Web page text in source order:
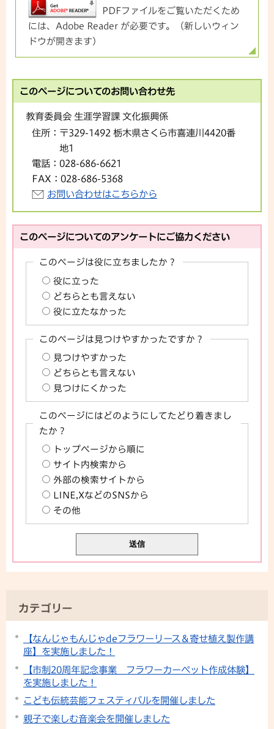
PDFファイルをご覧いただくため
には、Adobe Reader が必要です。（新しいウィン
ドウが開きます）
このページについてのお問い合わせ先
教育委員会 生涯学習課 文化振興係
住所： 〒329-1492 栃木県さくら市喜連川4420番
地1
電話： 028-686-6621
FAX： 028-686-5368
お問い合わせはこちらから
このページについてのアンケートにご協力ください
このページは役に立ちましたか？
役に立った
どちらとも言えない
役に立たなかった
このページは見つけやすかったですか？
見つけやすかった
どちらとも言えない
見つけにくかった
このページにはどのようにしてたどり着きまし
たか？
トップページから順に
サイト内検索から
外部の検索サイトから
LINE,XなどのSNSから
その他
カテゴリー
【なんじゃもんじゃdeフラワーリース＆寄せ植え製作講
座】を実施しました！
【市制20周年記念事業 フラワーカーペット作成体験】
を実施しました！
こども伝統芸能フェスティバルを開催しました
親子で楽しむ音楽会を開催しました